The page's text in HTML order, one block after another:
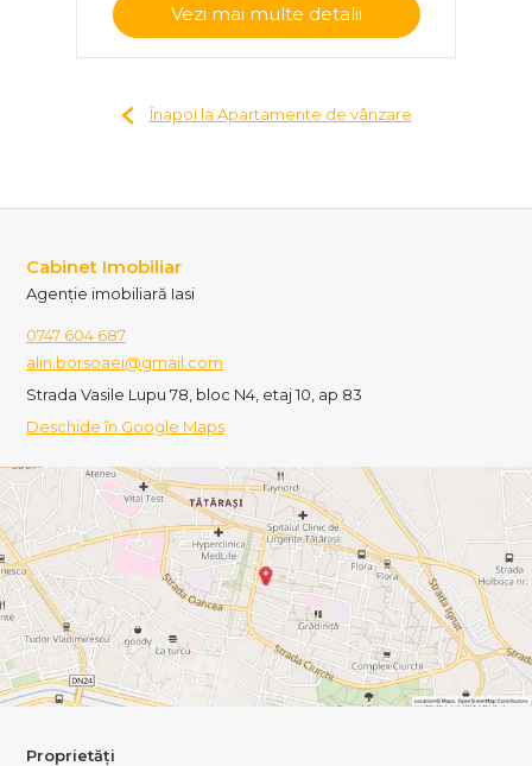
Vezi mai multe detalii
Înapoi la Apartamente de vânzare
Cabinet Imobiliar
Agenție imobiliară Iasi
0747 604 687
alin.borsoaei@gmail.com
Strada Vasile Lupu 78, bloc N4, etaj 10, ap 83
Deschide în Google Maps
Proprietăți